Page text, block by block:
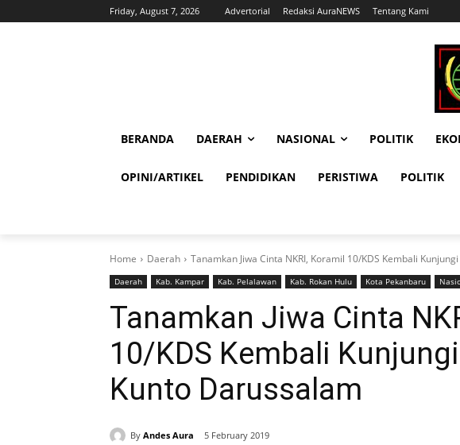
Friday, August 7, 2026 Advertorial Redaksi AuraNEWS Tentang Kami
BERANDA DAERAH NASIONAL POLITIK
OPINI/ARTIKEL PENDIDIKAN PERISTIWA POLITIK
Home Daerah Tanamkan Jiwa Cinta NKRI, Koramil 10/KDS Kembali
Daerah Kab. Kampar Kab. Pelalawan Kab. Rokan Hulu Kota Pekanbaru
Tanamkan Jiwa Cinta
10/KDS Kembali
Kunto Darussalam
By Andes Aura 5 February 2019